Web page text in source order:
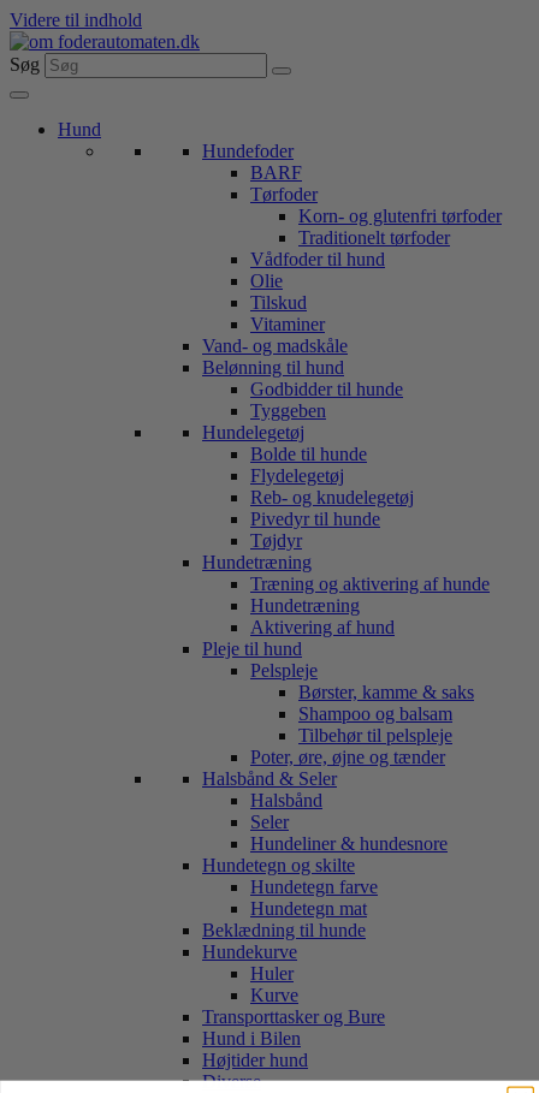
Videre til indhold
Søg
Hund
Hundefoder
BARF
Tørfoder
Korn- og glutenfri tørfoder
Traditionelt tørfoder
Vådfoder til hund
Olie
Tilskud
Vitaminer
Vand- og madskåle
Belønning til hund
Godbidder til hunde
Tyggeben
Hundelegetøj
Bolde til hunde
Flydelegetøj
Reb- og knudelegetøj
Pivedyr til hunde
Tøjdyr
Hundetræning
Træning og aktivering af hunde
Hundetræning
Aktivering af hund
Pleje til hund
Pelspleje
Børster, kamme & saks
Shampoo og balsam
Tilbehør til pelspleje
Poter, øre, øjne og tænder
Halsbånd & Seler
Halsbånd
Seler
Hundeliner & hundesnore
Hundetegn og skilte
Hundetegn farve
Hundetegn mat
Beklædning til hunde
Hundekurve
Huler
Kurve
Transporttasker og Bure
Hund i Bilen
Højtider hund
Diverse